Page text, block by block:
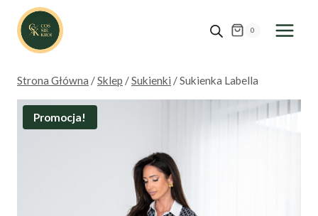
Przejdź
treści
0
Strona Główna /Sklep /Sukienki /Sukienka Labella
Promocja!